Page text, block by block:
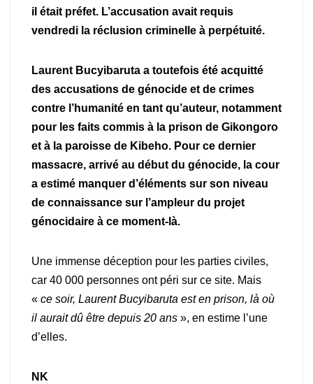
il était préfet. L’accusation avait requis
vendredi la réclusion criminelle à perpétuité.
Laurent Bucyibaruta a toutefois été acquitté
des accusations de génocide et de crimes
contre l’humanité en tant qu’auteur, notamment
pour les faits commis à la prison de Gikongoro
et à la paroisse de Kibeho. Pour ce dernier
massacre, arrivé au début du génocide, la cour
a estimé manquer d’éléments sur son niveau
de connaissance sur l’ampleur du projet
génocidaire à ce moment-là.
Une immense déception pour les parties civiles,
car 40 000 personnes ont péri sur ce site. Mais
« ce soir, Laurent Bucyibaruta est en prison, là où
il aurait dû être depuis 20 ans », en estime l’une
d’elles.
NK